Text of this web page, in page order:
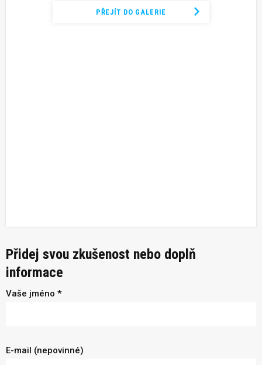
PŘEJÍT DO GALERIE
Přidej svou zkušenost nebo doplň
informace
Vaše jméno *
E-mail (nepovinné)